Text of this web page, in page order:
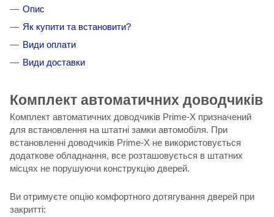
Опис
Як купити та встановити?
Види оплати
Види доставки
Комплект автоматичних доводчиків
Комплект автоматичних доводчиків Prime-X призначений
для встановлення на штатні замки автомобіля. При
встановленні доводчиків Prime-X не використовується
додаткове обладнання, все розташовується в штатних
місцях не порушуючи конструкцію дверей.
Ви отримуєте опцію комфортного дотягування дверей при
закритті: